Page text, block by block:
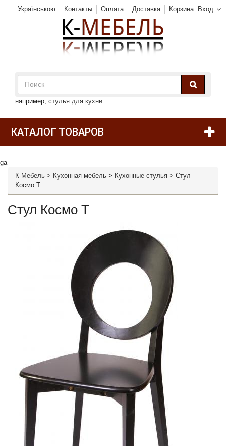
Вход
Українською Контакты Оплата Доставка Корзина
например, стулья для кухни
КАТАЛОГ ТОВАРОВ
ga
К-Мебель > Кухонная мебель > Кухонные стулья > Стул
Космо Т
Стул Космо Т